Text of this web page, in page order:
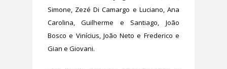
Simone, Zezé Di Camargo e Luciano, Ana
Carolina, Guilherme e Santiago, João
Bosco e Vinícius, João Neto e Frederico e
Gian e Giovani.